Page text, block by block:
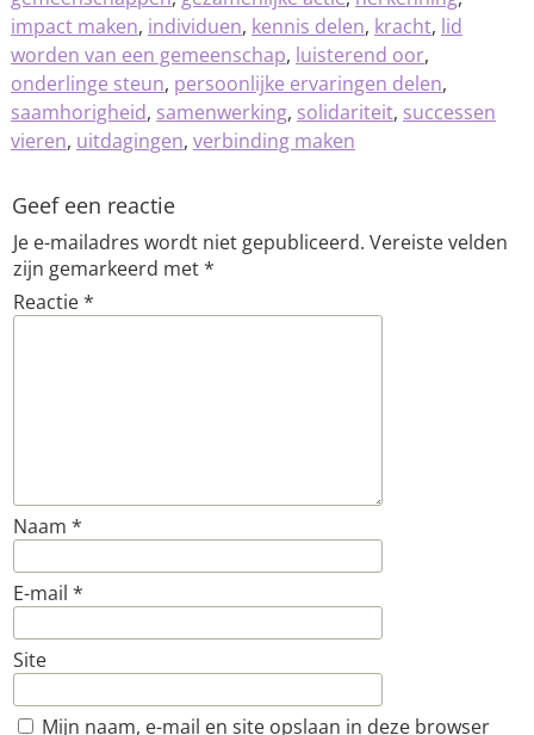
impact maken, individuen, kennis delen, kracht, lid
worden van een gemeenschap, luisterend oor,
onderlinge steun, persoonlijke ervaringen delen,
saamhorigheid, samenwerking, solidariteit, successen
vieren, uitdagingen, verbinding maken
Geef een reactie
Je e-mailadres wordt niet gepubliceerd. Vereiste velden
zijn gemarkeerd met*
Reactie*
Naam *
E-mail *
Site
Mijn naam, e-mail en site opslaan in deze browser